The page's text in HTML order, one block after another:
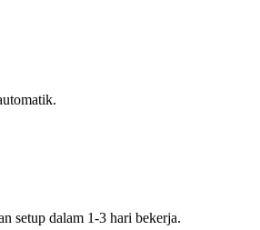
dalam 1-3 hari bekerja.